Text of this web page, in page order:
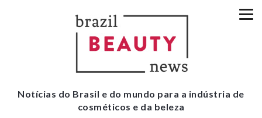
Notícias do Brasil e do mundo para a indústria de
cosméticos e da beleza